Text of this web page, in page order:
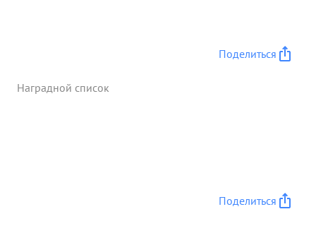
Поделиться
Наградной список
Поделиться